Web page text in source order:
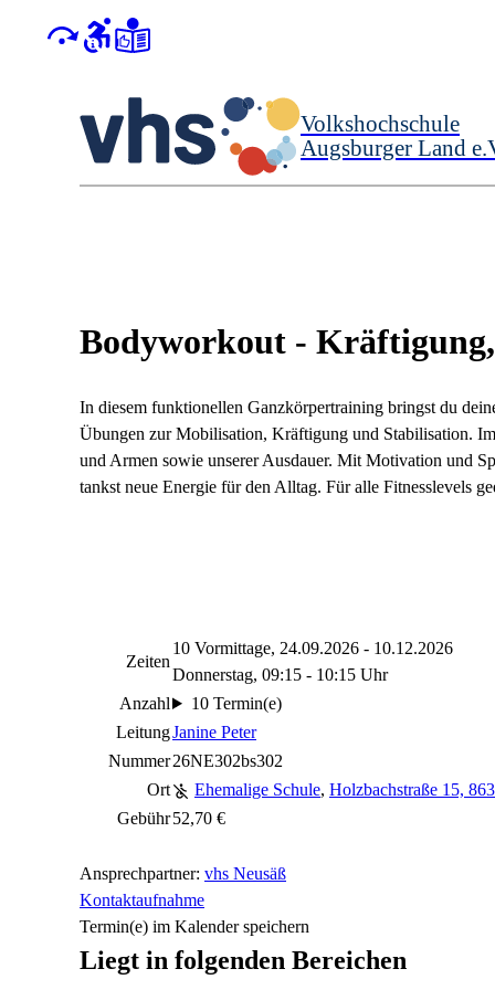
Volkshochschule
Augsburger Land
Bodyworkout -
In diesem funktionellen Ganzkörpertraining bringst du
Übungen zur Mobilisation, Kräftigung und Stabilisation.
und Armen sowie unserer Ausdauer. Mit Motivation und
tankst neue Energie für den Alltag. Für alle Fitnesslevels
Zeiten
10 Vormittage, 24.09.2026 - 10.12.2026
Donnerstag, 09:15 - 10:15 Uhr
Anzahl
10 Termin(e)
LeitungJanine Peter
Nummer26NE302bs302
Ort
Ehemalige Schule, Holzbachstraße 15,
Gebühr52,70 €
Ansprechpartner: vhs Neusäß
Kontaktaufnahme
Termin(e) im Kalender speichern
Liegt in folgenden Bereichen